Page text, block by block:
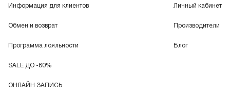
Информация для клиентов
Обмен и возврат
Программа лояльности
SALE ДО -80%
ОНЛАЙН ЗАПИСЬ
Личный кабинет
Производители
Блог